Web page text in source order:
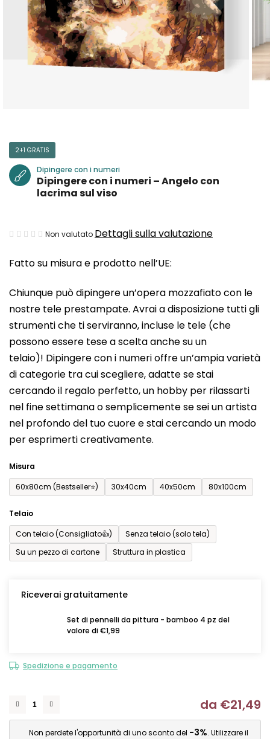
Fatto su misura e prodotto nell’UE:
Chiunque può dipingere un’opera mozzafiato con le
nostre tele prestampate. Avrai a disposizione tutti gli
strumenti che ti serviranno, incluse le tele (che
possono essere tese a scelta anche su un
telaio)! Dipingere con i numeri offre un’ampia varietà
di categorie tra cui scegliere, adatte se stai
cercando il regalo perfetto, un hobby per rilassarti
nel fine settimana o semplicemente se sei un artista
nel profondo del tuo cuore e stai cercando un modo
per esprimerti creativamente.
Misura
60x80cm (Bestseller⭐)
30x40cm 40x50cm 80x100cm
Telaio
Con telaio (Consigliato👍)
Senza telaio (solo tela)
Su un pezzo di cartone
Struttura in plastica
Riceverai gratuitamente
Set di pennelli da pittura - bamboo 4 pz del
valore di €1,99
Spedizione e pagamento
da €21,49
Non perdete l'opportunità di uno sconto del -3%. Utilizzare il
2+1 GRATIS
Dipingere con i numeri
Dipingere con i numeri – Angelo con
lacrima sul viso
La
media
prodotto
è
0,0
su
5
stelle.
Non valutato Dettagli sulla valutazione